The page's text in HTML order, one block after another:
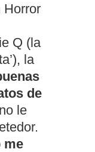
Horror
Q (la
la
de
le
me